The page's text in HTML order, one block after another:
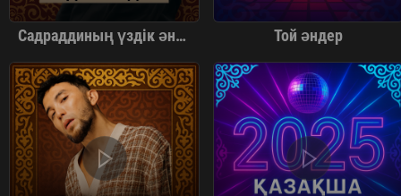
Садраддиның үздік әндері Той әндер